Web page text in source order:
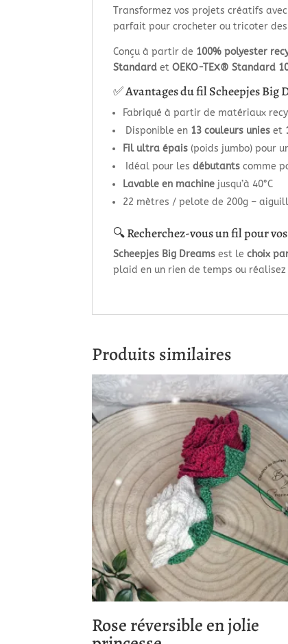
Transformez vos projets créatifs
parfait pour crocheter ou tricoter
Conçu à partir de 100% polyester
Standard etOEKO-TEX® Standard
✅ Avantages du fil Scheepjes Big
Fabriqué à partir de matériaux
Disponible en 13 couleurs unies et
Fil ultra épais (poids jumbo) pour
Idéal pour lesdébutants comme
Lavable en machine jusqu’à 40°C
22 mètres / pelote de 200g –
🔍 Recherchez-vous un fil pour
Scheepjes Big Dreams est lechoix
plaid en un rien de temps ou
Produits similaires
Rose réversible en jolie